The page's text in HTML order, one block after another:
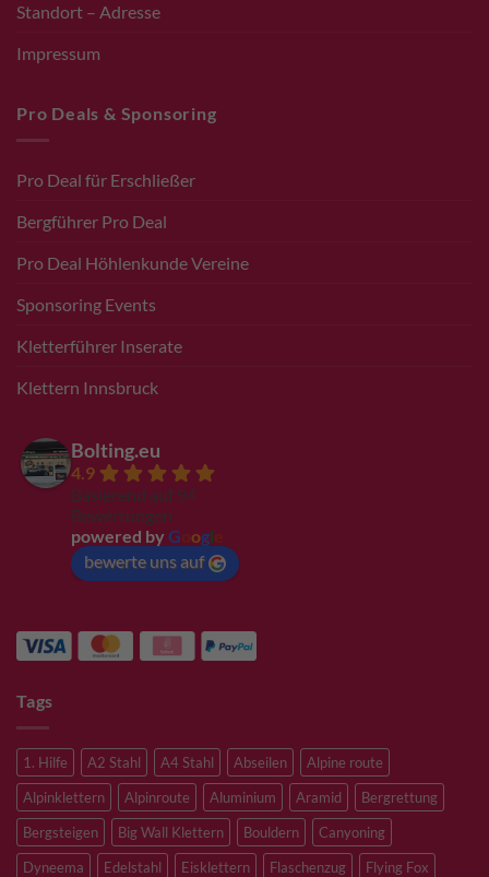
Standort – Adresse
Impressum
Pro Deals & Sponsoring
Pro Deal für Erschließer
Bergführer Pro Deal
Pro Deal Höhlenkunde Vereine
Sponsoring Events
Kletterführer Inserate
Klettern Innsbruck
Bolting.eu
4.9
Basierend auf 94
Bewertungen
powered by G ogl
bewerte uns auf
Tags
1. Hilfe A2 Stahl A4 Stahl Abseilen
Alpine route
Alpinklettern
Alpinroute Aluminium Aramid
Bergrettung
Bergsteigen
Big Wall Klettern Bouldern
Canyoning
Dyneema
Edelstahl Eisklettern Flaschenzug
Flying Fox